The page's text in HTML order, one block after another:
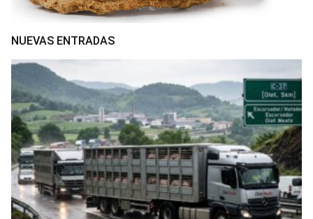
NUEVAS ENTRADAS